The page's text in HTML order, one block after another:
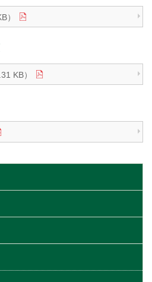
）
KB）